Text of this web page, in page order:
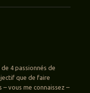
de 4 passionnés de
que de faire
– vous me connaissez –